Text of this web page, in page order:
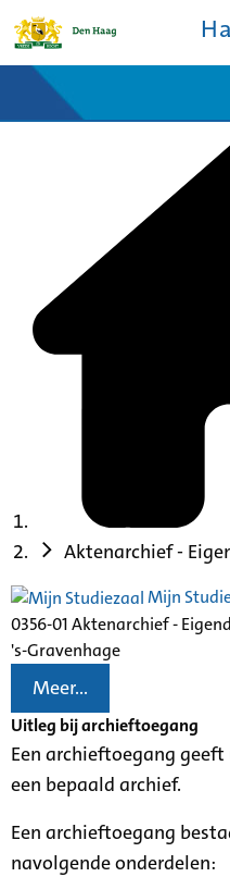
Bronnen en collecties
Aktenarchief -
Mijn
0356-01 Aktenarchief -
's-Gravenhage
Meer...
Uitleg bij archieftoegang
Een archieftoegang
een bepaald archief.
Een archieftoegang
navolgende onderdelen: